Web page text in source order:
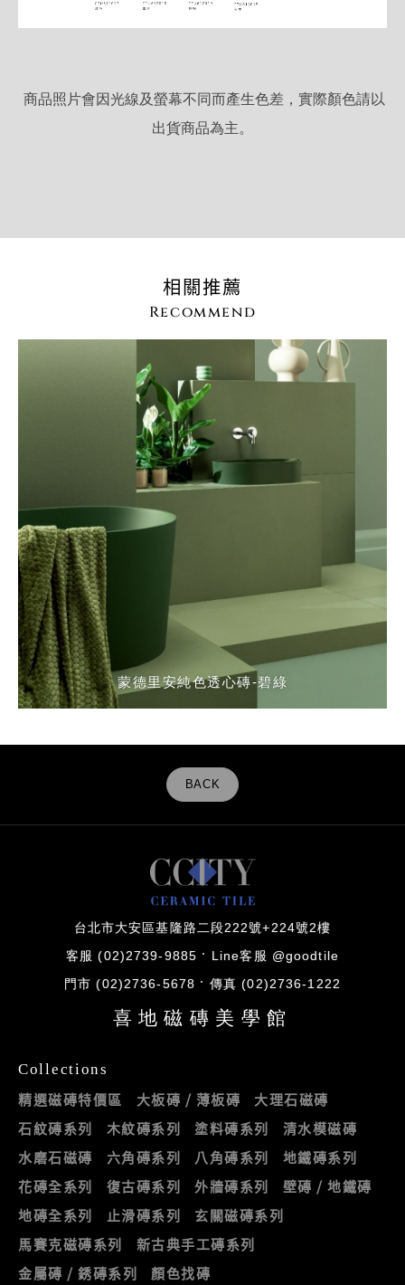
商品照片會因光線及螢幕不同而產生色差，實際顏色請以
出貨商品為主。
相關推薦
Recommend
蒙德里安純色透心磚-碧綠
BACK
台北市大安區基隆路二段222號+224號2樓
客服 (02)2739-9885 Line客服 @goodtile
門市 (02)2736-5678 傳真 (02)2736-1222
喜地磁磚美學館
Collections
精選磁磚特價區 大板磚 / 薄板磚
大理石磁磚
石紋磚系列
木紋磚系列 塗料磚系列
清水模磁磚
水磨石磁磚
六角磚系列 八角磚系列
地鐵磚系列
花磚全系列
復古磚系列 外牆磚系列
壁磚 / 地鐵磚
地磚全系列
止滑磚系列
玄關磁磚系列
馬賽克磁磚系列
新古典手工磚系列
金屬磚 / 銹磚系列
顏色找磚